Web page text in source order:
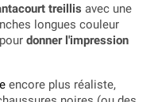
treillis avec une
longues couleur
donner l'impression
encore plus réaliste,